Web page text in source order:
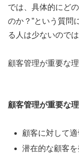
では、具体的にど
のか？”という質問
る人は少ないので
顧客管理が重要な
顧客管理が重要な
顧客に対して
潜在的な顧客